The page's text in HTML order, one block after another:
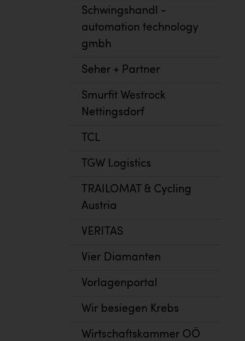
Schwingshandl -
automation technology
gmbh
Seher + Partner
Smurfit Westrock
Nettingsdorf
TCL
TGW Logistics
TRAILOMAT & Cycling
Austria
VERITAS
Vier Diamanten
Vorlagenportal
Wir besiegen Krebs
Wirtschaftskammer OÖ